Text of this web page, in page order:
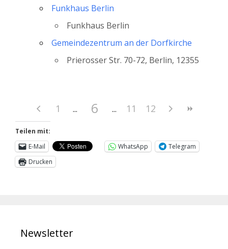
Funkhaus Berlin
Funkhaus Berlin
Gemeindezentrum an der Dorfkirche
Prierosser Str. 70-72, Berlin, 12355
1 6 11 12
Teilen mit:
E-Mail
WhatsApp
Telegram
Drucken
Newsletter